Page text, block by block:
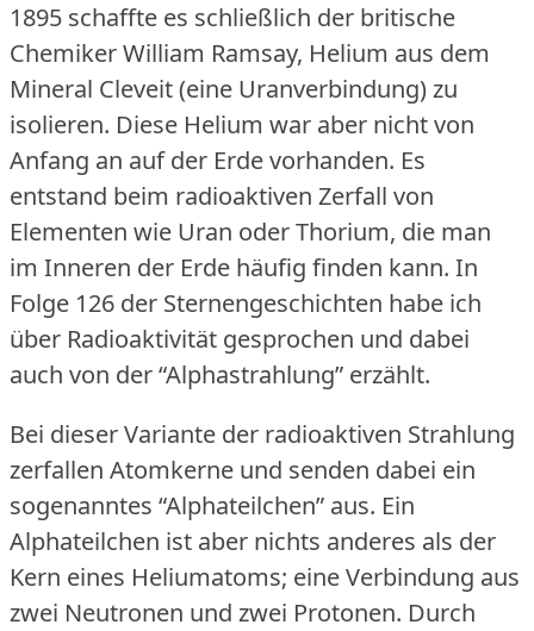
1895 schaffte es schließlich der britische
Chemiker William Ramsay, Helium aus dem
Mineral Cleveit (eine Uranverbindung) zu
isolieren. Diese Helium war aber nicht von
Anfang an auf der Erde vorhanden. Es
entstand beim radioaktiven Zerfall von
Elementen wie Uran oder Thorium, die man
im Inneren der Erde häufig finden kann. In
Folge 126 der Sternengeschichten habe ich
über Radioaktivität gesprochen und dabei
auch von der “Alphastrahlung” erzählt.
Bei dieser Variante der radioaktiven Strahlung
zerfallen Atomkerne und senden dabei ein
sogenanntes “Alphateilchen” aus. Ein
Alphateilchen ist aber nichts anderes als der
Kern eines Heliumatoms; eine Verbindung aus
zwei Neutronen und zwei Protonen. Durch